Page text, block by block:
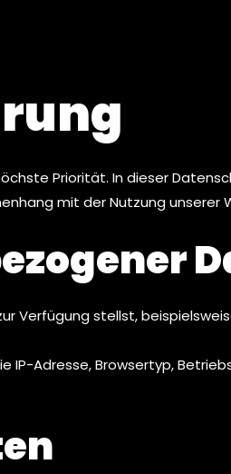
Priorität. In dieser
mit der Nutzung unserer
Verfügung stellst,
Adresse, Browsertyp,